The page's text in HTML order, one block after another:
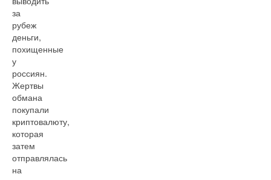
за
рубеж
деньги,
похищенные
у
россиян.
Жертвы
обмана
покупали
криптовалюту,
которая
затем
отправлялась
на